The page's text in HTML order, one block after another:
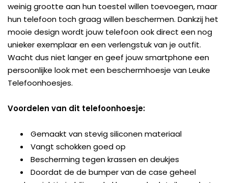
weinig grootte aan hun toestel willen toevoegen, maar
hun telefoon toch graag willen beschermen. Dankzij het
mooie design wordt jouw telefoon ook direct een nog
unieker exemplaar en een verlengstuk van je outfit.
Wacht dus niet langer en geef jouw smartphone een
persoonlijke look met een beschermhoesje van Leuke
Telefoonhoesjes.
Voordelen van dit telefoonhoesje:
Gemaakt van stevig siliconen materiaal
Vangt schokken goed op
Bescherming tegen krassen en deukjes
Doordat de de bumper van de case geheel